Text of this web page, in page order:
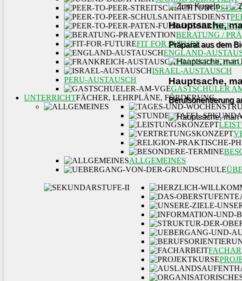
Hauptsache,
Präparat aus dem
Hauptsache,
Berufsorientierung
PEER
PEER
BERATUNG /
FIT FOR FUTURE
ENGLAND-
FRANKREICH-
ISRAEL-AUSTAUSCH
PERU-AUSTAUSCH
GASTSCHÜLER
UNTERRICHTFÄCHER, LEHRPLÄNE, FÖRDERUNG
ALLGEMEINES